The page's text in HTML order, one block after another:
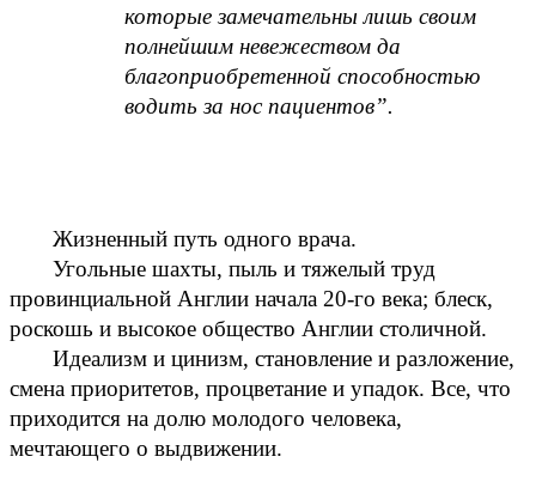
которые замечательны лишь своим
полнейшим невежеством да
благоприобретенной способностью
водить за нос пациентов”.
Жизненный путь одного врача.
Угольные шахты, пыль и тяжелый труд
провинциальной Англии начала 20-го века; блеск,
роскошь и высокое общество Англии столичной.
Идеализм и цинизм, становление и разложение,
смена приоритетов, процветание и упадок. Все, что
приходится на долю молодого человека,
мечтающего о выдвижении.